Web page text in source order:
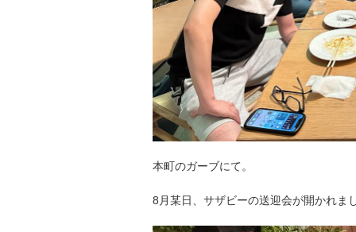
本町のガーブにて。
8月某日、サザビーの送迎会が開かれま